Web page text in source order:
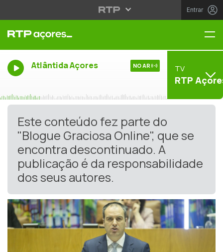
Entrar
Atlântida Açores NO AR TV
RTP
Este conteúdo fez parte do
"Blogue Graciosa Online", que se
encontra descontinuado. A
publicação é da responsabilidade
dos seus autores.